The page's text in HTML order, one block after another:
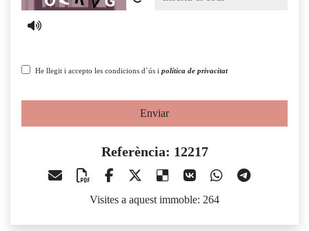
He llegit i accepto les condicions d´ús i política de privacitat
Enviar
Referència: 12217
Visites a aquest immoble: 264